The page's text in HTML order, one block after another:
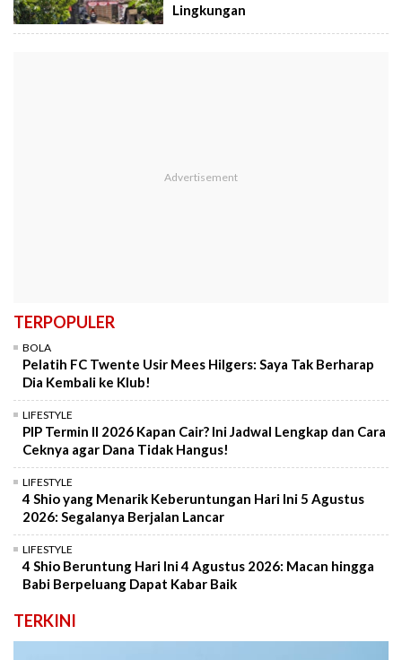
Lingkungan
TERPOPULER
BOLA
Pelatih FC Twente Usir Mees Hilgers: Saya Tak Berharap
Dia Kembali ke Klub!
LIFESTYLE
PIP Termin II 2026 Kapan Cair? Ini Jadwal Lengkap dan Cara
Ceknya agar Dana Tidak Hangus!
LIFESTYLE
4 Shio yang Menarik Keberuntungan Hari Ini 5 Agustus
2026: Segalanya Berjalan Lancar
LIFESTYLE
4 Shio Beruntung Hari Ini 4 Agustus 2026: Macan hingga
Babi Berpeluang Dapat Kabar Baik
TERKINI